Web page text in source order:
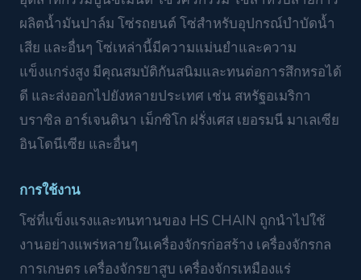
ผลิตน้ำมันปาล์ม โซ่รถยนต์ โซ่สำหรับอุปกรณ์บำบัดน้ำ
เสีย และอื่นๆ โซ่เหล่านี้มีความแม่นยำและความ
แข็งแกร่งสูง มีคุณสมบัติกันสนิมและทนต่อการสึกหรอได้
ดี และส่งออกไปยังหลายประเทศ เช่น สหรัฐอเมริกา
บราซิล อาร์เจนตินา เม็กซิโก ฝรั่งเศส เยอรมนี มาเลเซีย
อินโดนีเซีย และอื่นๆ
การใช้งาน
โซ่ที่แข็งแรงและทนทานของ HS CHAIN ถูกนำไปใช้
งานอย่างแพร่หลายในเครื่องจักรก่อสร้าง เครื่องจักรกล
การเกษตร เครื่องจักรยาสูบ เครื่องจักรเหมืองแร่